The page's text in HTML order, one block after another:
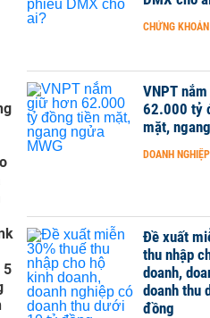
5
CHỨNG KHOÁN
VNPT
62.000 tỷ
mặt,
DOANH NGHIỆP
Đề xuất
thu nhập
doanh,
doanh thu
đồng